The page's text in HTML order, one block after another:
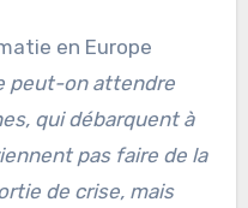
en Europe
peut-on attendre
qui débarquent à
pas faire de la
de crise, mais